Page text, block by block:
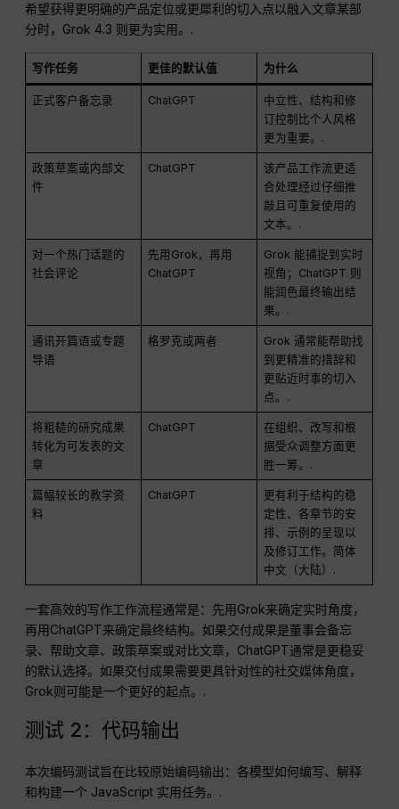
希望获得更明确的产品定位或更犀利的切入点以融入文章某部
分时，Grok 4.3 则更为实用。.
写作任务 更佳的默认值 为什么
正式客户备忘录 ChatGPT
中立性、结构和修
订控制比个人风格
更为重要。.
政策草案或内部文
件
ChatGPT
该产品工作流更适
合处理经过仔细推
敲且可重复使用的
文本。.
对一个热门话题的
社会评论
先用Grok，再用
ChatGPT
Grok 能捕捉到实时
视角；ChatGPT 则
能润色最终输出结
果。.
通讯开篇语或专题
导语
格罗克或两者
Grok 通常能帮助找
到更精准的措辞和
更贴近时事的切入
点。.
将粗糙的研究成果
转化为可发表的文
章
ChatGPT
在组织、改写和根
据受众调整方面更
胜一筹。.
篇幅较长的教学资
料
ChatGPT
更有利于结构的稳
定性、各章节的安
排、示例的呈现以
及修订工作。简体
中文（大陆）.
一套高效的写作工作流程通常是：先用Grok来确定实时角度，
再用ChatGPT来确定最终结构。如果交付成果是董事会备忘
录、帮助文章、政策草案或对比文章，ChatGPT通常是更稳妥
的默认选择。如果交付成果需要更具针对性的社交媒体角度，
Grok则可能是一个更好的起点。.
测试 2：代码输出
本次编码测试旨在比较原始编码输出：各模型如何编写、解释
和构建一个 JavaScript 实用任务。.